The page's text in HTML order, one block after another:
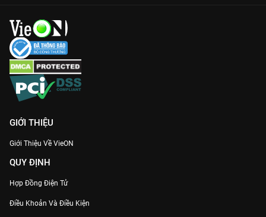
GIỚI THIỆU
Giới Thiệu Về VieON
QUY ĐỊNH
Hợp Đồng Điện Tử
Điều Khoản Và Điều Kiện